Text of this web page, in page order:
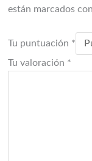
están marcados
Tu puntuación *
Tu valoración *